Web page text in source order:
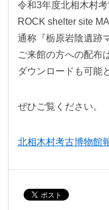
令和3年度北相木村
ROCK shelter site
通称『栃原岩陰遺跡
ご来館の方への配布
ダウンロードも可能
ぜひご覧ください。
北相木村考古博物館